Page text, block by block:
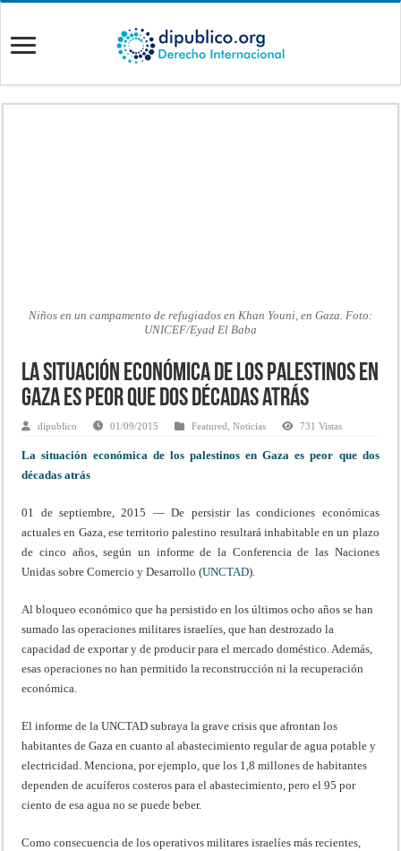
Niños en un campamento de refugiados en Khan Youni, en Gaza. Foto:
UNICEF/Eyad El Baba
La situación económica de los palestinos en
Gaza es peor que dos décadas atrás
dipublico 01/09/2015 Featured,Noticias 731 Vistas
La situación económica de los palestinos en Gaza es peor que dos
décadas atrás
01 de septiembre, 2015 — De persistir las condiciones económicas
actuales en Gaza, ese territorio palestino resultará inhabitable en un plazo
de cinco años, según un informe de la Conferencia de las Naciones
Unidas sobre Comercio y Desarrollo (UNCTAD).
Al bloqueo económico que ha persistido en los últimos ocho años se han
sumado las operaciones militares israelíes, que han destrozado la
capacidad de exportar y de producir para el mercado doméstico. Además,
esas operaciones no han permitido la reconstrucción ni la recuperación
económica.
El informe de la UNCTAD subraya la grave crisis que afrontan los
habitantes de Gaza en cuanto al abastecimiento regular de agua potable y
electricidad. Menciona, por ejemplo, que los 1,8 millones de habitantes
dependen de acuíferos costeros para el abastecimiento, pero el 95 por
ciento de esa agua no se puede beber.
Como consecuencia de los operativos militares israelíes más recientes,